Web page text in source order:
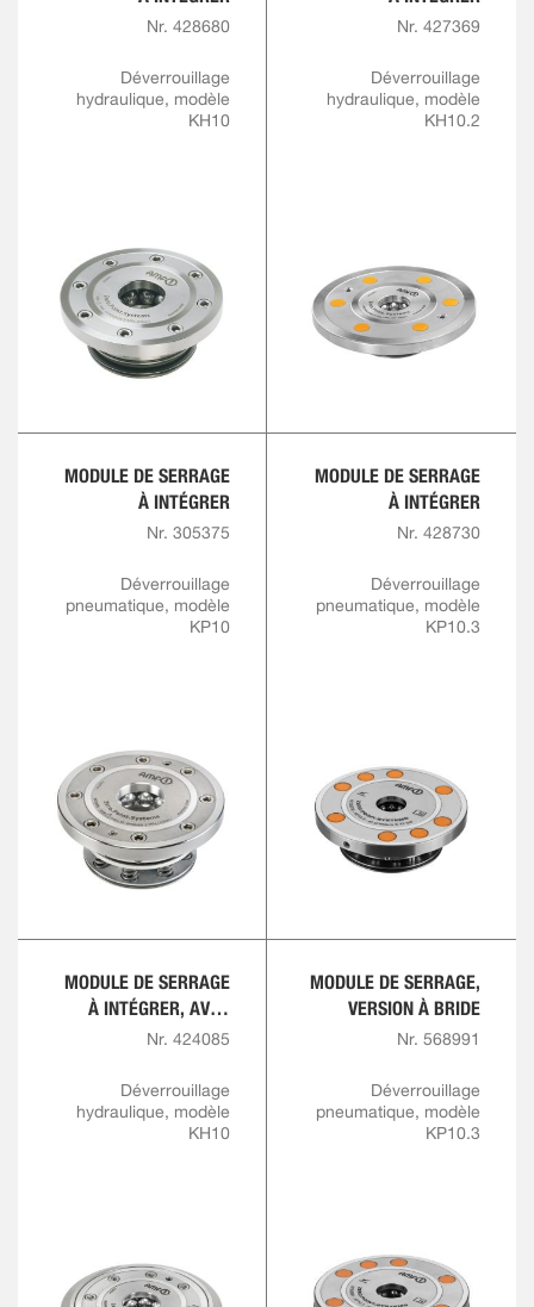
Nr. 428680
Déverrouillage
hydraulique, modèle
KH10
Nr. 427369
Déverrouillage
hydraulique, modèle
KH10.2
MODULE DE SERRAGE
À INTÉGRER
Nr. 305375
Déverrouillage
pneumatique, modèle
KP10
MODULE DE SERRAGE
À INTÉGRER
Nr. 428730
Déverrouillage
pneumatique, modèle
KP10.3
MODULE DE SERRAGE
À INTÉGRER, AVEC
FLASQUE
Nr. 424085
Déverrouillage
hydraulique, modèle
KH10
MODULE DE SERRAGE,
VERSION À BRIDE
Nr. 568991
Déverrouillage
pneumatique, modèle
KP10.3